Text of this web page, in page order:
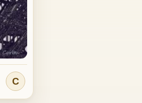
C